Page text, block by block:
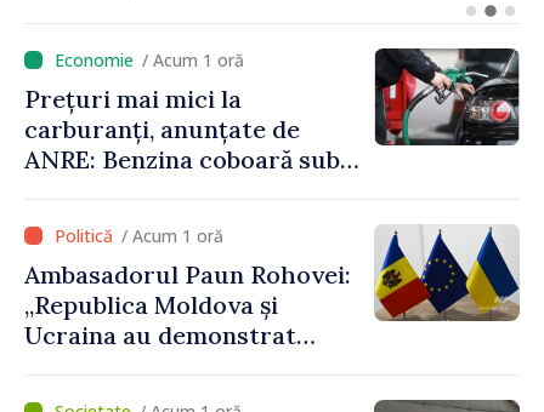
Moscova pentru consultări
/ Acum 1 oră
Prețuri mai mici la
carburanți, anunțate de
ANRE: Benzina coboară sub
/ Acum 1 oră
Ambasadorul Paun Rohovei:
„Republica Moldova și
Ucraina au demonstrat
în procesul de integrare